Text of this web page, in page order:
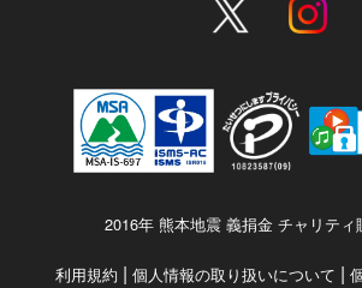
2016年 熊本地震 義捐金 チャリティ
利用規約 | 個人情報の取り扱いについて |